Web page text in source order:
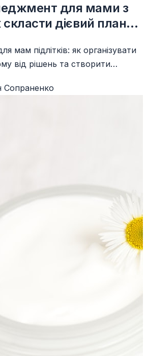
для мами з
скласти дієвий планер
мам підлітків: як організувати
від рішень та створити
Сопраненко